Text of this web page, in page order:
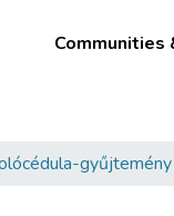
gyűjtemény